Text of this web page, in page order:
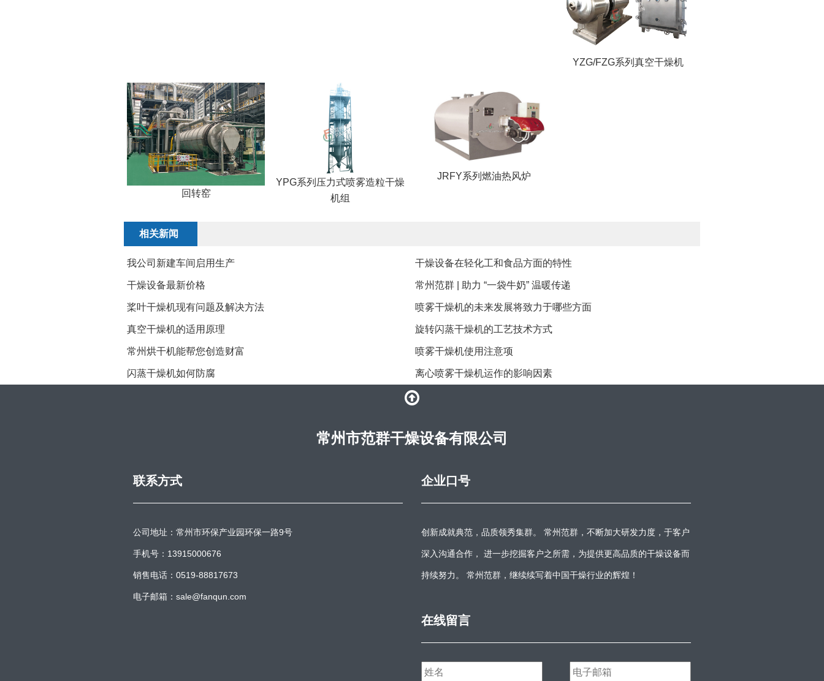
YZG/FZG系列真空干燥机
回转窑
YPG系列压力式喷雾造粒干燥
机组
JRFY系列燃油热风炉
相关新闻
我公司新建车间启用生产 干燥设备在轻化工和食品方面的特性
干燥设备最新价格 常州范群 | 助力 “一袋牛奶” 温暖传递
​桨叶干燥机现有问题及解决方法 喷雾干燥机的未来发展将致力于哪些方面
真空干燥机的适用原理 旋转闪蒸干燥机的工艺技术方式
常州烘干机能帮您创造财富 ​喷雾干燥机使用注意项
​闪蒸干燥机如何防腐 离心喷雾干燥机运作的影响因素
常州市范群干燥设备有限公司
联系方式
公司地址：常州市环保产业园环保一路9号
手机号：13915000676
销售电话：0519-88817673
电子邮箱：sale@fanqun.com
企业口号
创新成就典范，品质领秀集群。 常州范群，不断加大研发力度，于客户
深入沟通合作， 进一步挖掘客户之所需，为提供更高品质的干燥设备而
持续努力。 常州范群，继续续写着中国干燥行业的辉煌！
在线留言